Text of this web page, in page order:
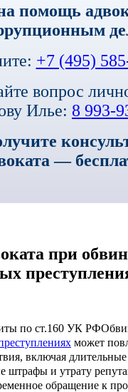
помощь
+7 (495)
вопрос
Илье: 8 993-
—
при
может
включая
штрафы и утрату
обращение к